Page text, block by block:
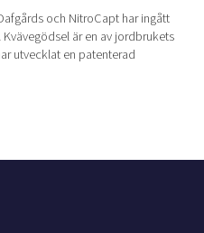
och NitroCapt har ingått
är en av jordbrukets
utvecklat en patenterad